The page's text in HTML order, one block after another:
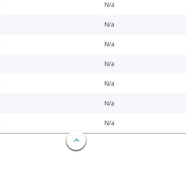
N/a
N/a
N/a
N/a
N/a
N/a
N/a